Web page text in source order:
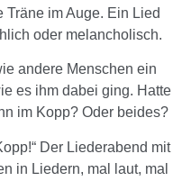
Träne im Auge. Ein Lied
oder melancholisch.
andere Menschen ein
es ihm dabei ging. Hatte
im Kopp? Oder beides?
Der Liederabend mit
in Liedern, mal laut, mal